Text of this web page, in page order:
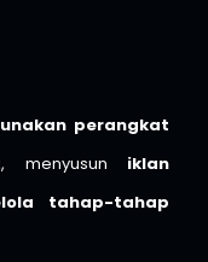
perangkat
, menyusun iklan
tahap-tahap